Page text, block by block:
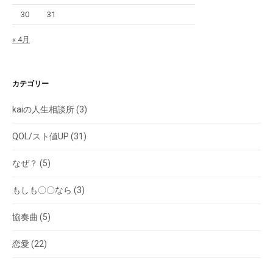
« 4月
30 31
カテゴリー
kaiの人生相談所(3)
QOL/スト値UP (31)
なぜ？ (5)
もしも〇〇なら (3)
協奏曲 (5)
恋愛 (22)